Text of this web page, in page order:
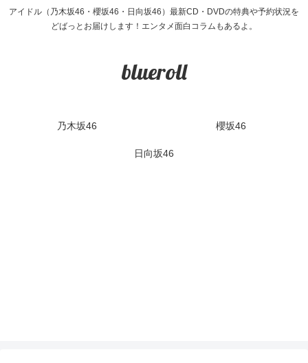
アイドル（乃木坂46・櫻坂46・日向坂46）最新CD・DVDの特典や予約状況を
どばっとお届けします！エンタメ面白コラムもあるよ。
blueroll
乃木坂46 櫻坂46
日向坂46